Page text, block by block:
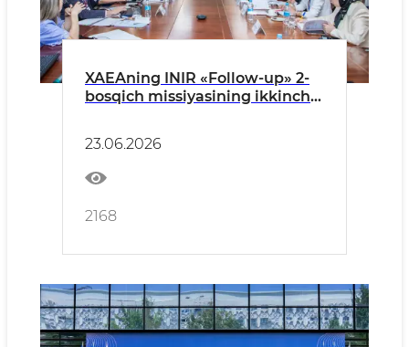
XAEAning INIR «Follow-up» 2-
bosqich missiyasining ikkinchi
23.06.2026
2168